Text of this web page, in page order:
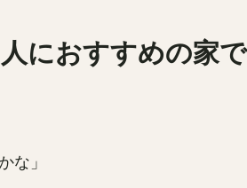
におすすめの家
な」